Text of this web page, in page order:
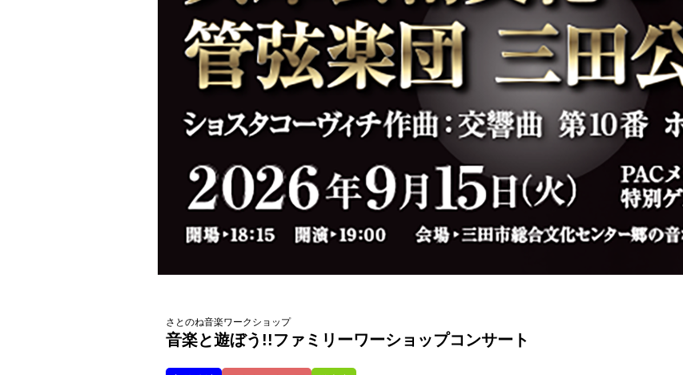
さとのね音楽ワークショップ
音楽と遊ぼう!!ファミリーワーショップコンサート